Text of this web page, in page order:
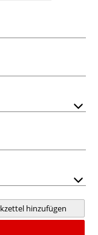
hinzufügen